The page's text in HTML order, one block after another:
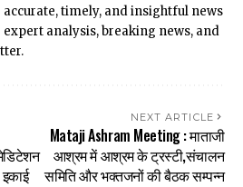
timely, and insightful news
analysis, breaking news, and
NEXT ARTICLE
Mataji Ashram Meeting : माताजी
आश्रम में आश्रम के ट्रस्टी,संचालन
समिति और भक्तजनों की बैठक सम्पन्न